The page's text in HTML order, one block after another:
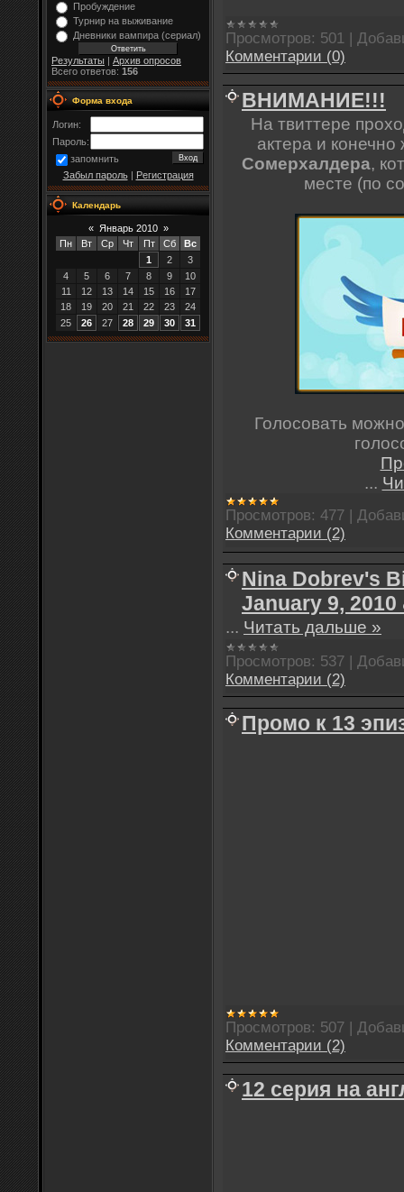
Пробуждение
Турнир на выживание
Дневники вампира (сериал)
Результаты
Архив опросов
Всего ответов: 156
Форма входа
Логин:
Пароль:
запомнить
Забыл пароль| Регистрация
Календарь
« Январь 2010 »
Пн
Вт Ср Чт Пт Сб
Вс
1
2
3
4
5 6 7 8 9
10
11
12 13 14 15 16
17
18
19 20 21 22 23
24
25
26 27 28 29 30 31
Просмотров: 501 |
Комментарии (0)
ВНИМАНИЕ!!!
На твиттере
актера и
Сомерхалдера,
месте (по
Голосовать
...
Просмотров: 477 |
Комментарии (2)
Nina Dobrev's
January 9, 2010
... Читать дальше »
Просмотров: 537 |
Комментарии (2)
Промо к 13
Просмотров: 507 |
Комментарии (2)
12 серия на